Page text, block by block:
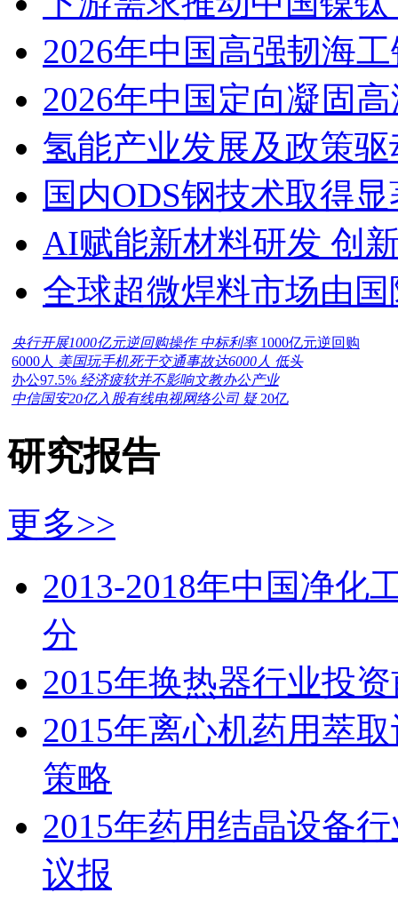
2026年中国高强韧海
2026年中国定向凝固
氢能产业发展及政策
国内ODS钢技术取得
AI赋能新材料研发 创
全球超微焊料市场由
央行开展1000亿元逆回购操作 中标利率 1000亿元逆回购
6000人 美国玩手机死于交通事故达6000人 低头
办公97.5% 经济疲软并不影响文教办公产业
中信国安20亿入股有线电视网络公司 疑 20亿
研究报告
更多>>
2013-2018年中国净化
分
2015年换热器行业投
2015年离心机药用萃
策略
2015年药用结晶设备
议报